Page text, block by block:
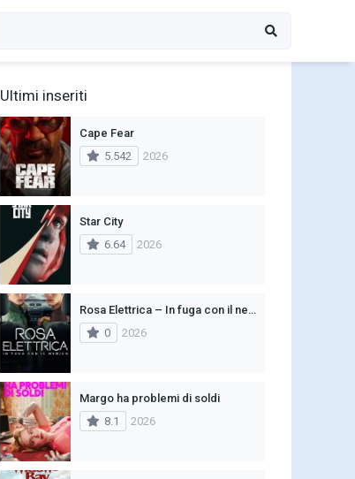
Ultimi inseriti
Cape Fear
5.542
2026
Star City
6.64
2026
Rosa Elettrica – In fuga con il nemico
0
2026
Margo ha problemi di soldi
8.1
2026